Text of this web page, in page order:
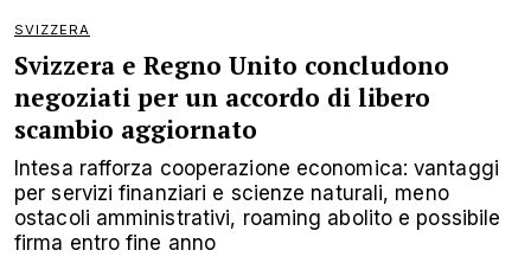
SVIZZERA
Svizzera e Regno Unito concludono
negoziati per un accordo di libero
scambio aggiornato
Intesa rafforza cooperazione economica: vantaggi
per servizi finanziari e scienze naturali, meno
ostacoli amministrativi, roaming abolito e possibile
firma entro fine anno